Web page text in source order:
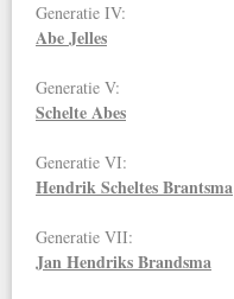
Generatie IV:
Abe Jelles
Generatie V:
Schelte Abes
Generatie VI:
Hendrik Scheltes Brantsma
Generatie VII:
Jan HendriksBrandsma